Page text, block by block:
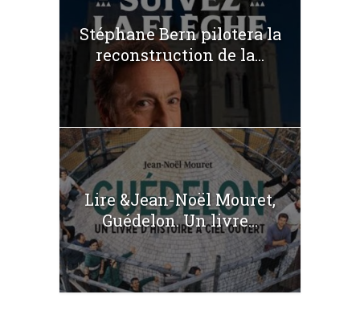
Stéphane Bern pilotera la
reconstruction de la...
Lire &Jean-Noël Mouret,
Guédelon. Un livre...